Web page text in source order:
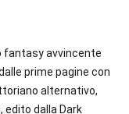
fantasy avvincente
prime pagine con
alternativo,
edito dalla Dark